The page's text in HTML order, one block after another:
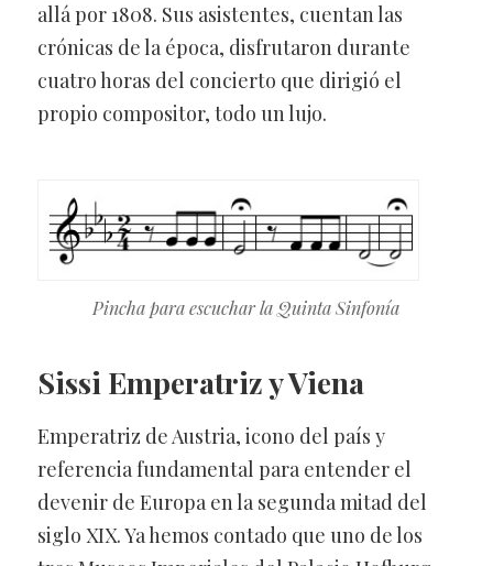
allá por 1808. Sus asistentes, cuentan las
crónicas de la época, disfrutaron durante
cuatro horas del concierto que dirigió el
propio compositor, todo un lujo.
Pincha para escuchar la Quinta Sinfonía
Sissi Emperatriz y Viena
Emperatriz de Austria, icono del país y
referencia fundamental para entender el
devenir de Europa en la segunda mitad del
siglo XIX. Ya hemos contado que uno de los